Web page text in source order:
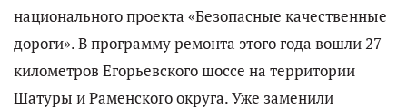
национального проекта «Безопасные качественные
дороги». В программу ремонта этого года вошли 27
километров Егорьевского шоссе на территории
Шатуры и Раменского округа. Уже заменили